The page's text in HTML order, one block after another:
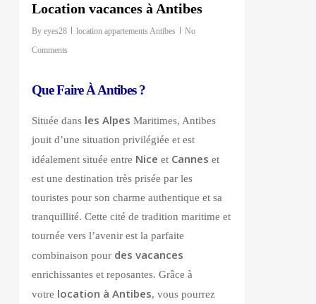
Location vacances à Antibes
By eyes28 location appartements Antibes
No
Comments
Que Faire À Antibes ?
Située dans les Alpes Maritimes, Antibes
jouit d’une situation privilégiée et est
idéalement située entre Nice et Cannes et
est une destination très prisée par les
touristes pour son charme authentique et sa
tranquillité. Cette cité de tradition maritime et
tournée vers l’avenir est la parfaite
combinaison pour des vacances
enrichissantes et reposantes. Grâce à
votre location à Antibes, vous pourrez